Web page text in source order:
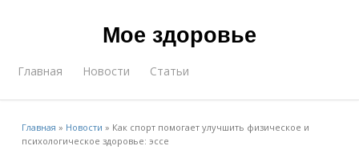
Мое здоровье
Главная Новости Статьи
Главная » Новости » Как спорт помогает улучшить физическое и
психологическое здоровье: эссе